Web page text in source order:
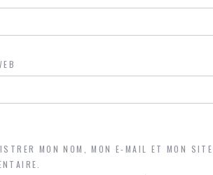
MON NOM, MON E-MAIL ET MON